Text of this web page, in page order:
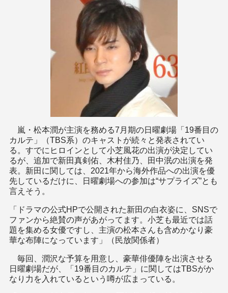
嵐・松本潤が主演を務める7月期の日曜劇場「19番目の
カルテ」（TBS系）のキャストが続々と発表されてい
る。すでにヒロインとして小芝風花の出演が決定してい
るが、追加で新田真剣佑、木村佳乃、田中泯の出演を発
表。新田に関しては、2021年から海外作品への出演を優
先しているだけに、日曜劇場への参加は“サプライズ”とも
言えそう。
「ドラマの公式HPで公開された新田の白衣姿に、SNSで
ファンから絶賛の声があがってます。小芝も最近では話
題を集める女優ですし、主演の松本さんも含めかなり豪
華な布陣になっています」（民放関係者）
毎回、潤沢な予算を用意し、豪華俳優陣を出演させる
日曜劇場だが、「19番目のカルテ」に関してはTBSがか
なり力を入れているという噂が広まっている。